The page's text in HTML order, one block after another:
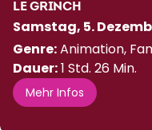
LE GRINCH
Samstag, 5.
Genre:Animation,
Dauer:1 Std. 26 Min.
Mehr Infos